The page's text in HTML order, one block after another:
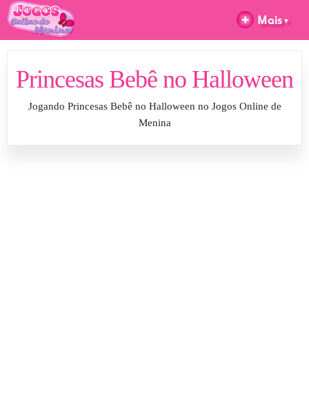
Princesas Bebê no Halloween
Jogando Princesas Bebê no Halloween no Jogos Online de
Menina